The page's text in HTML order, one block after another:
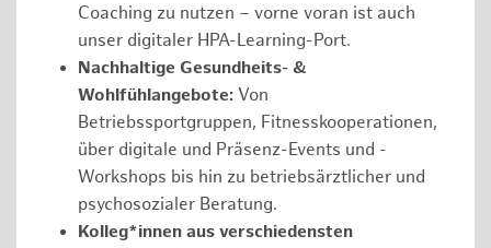
Coaching zu nutzen – vorne voran ist auch
unser digitaler HPA-Learning-Port.
Nachhaltige Gesundheits- &
Wohlfühlangebote: Von
Betriebssportgruppen, Fitnesskooperationen,
über digitale und Präsenz-Events und -
Workshops bis hin zu betriebsärztlicher und
psychosozialer Beratung.
Kolleg*innen aus verschiedensten